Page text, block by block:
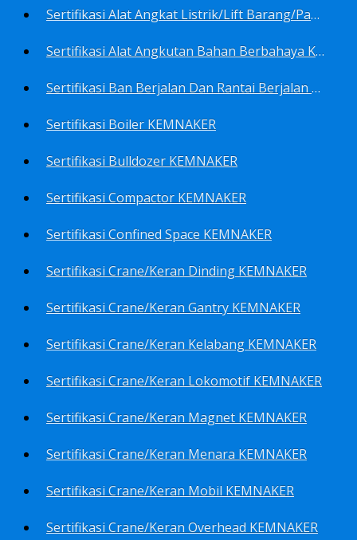
Sertifikasi Alat Angkat Listrik/Lift Barang/Passenger Hoist KEMNAKER
Sertifikasi Alat Angkutan Bahan Berbahaya KEMNAKER
Sertifikasi Ban Berjalan Dan Rantai Berjalan KEMNAKER
Sertifikasi Boiler KEMNAKER
Sertifikasi Bulldozer KEMNAKER
Sertifikasi Compactor KEMNAKER
Sertifikasi Confined Space KEMNAKER
Sertifikasi Crane/Keran Dinding KEMNAKER
Sertifikasi Crane/Keran Gantry KEMNAKER
Sertifikasi Crane/Keran Kelabang KEMNAKER
Sertifikasi Crane/Keran Lokomotif KEMNAKER
Sertifikasi Crane/Keran Magnet KEMNAKER
Sertifikasi Crane/Keran Menara KEMNAKER
Sertifikasi Crane/Keran Mobil KEMNAKER
Sertifikasi Crane/Keran Overhead KEMNAKER